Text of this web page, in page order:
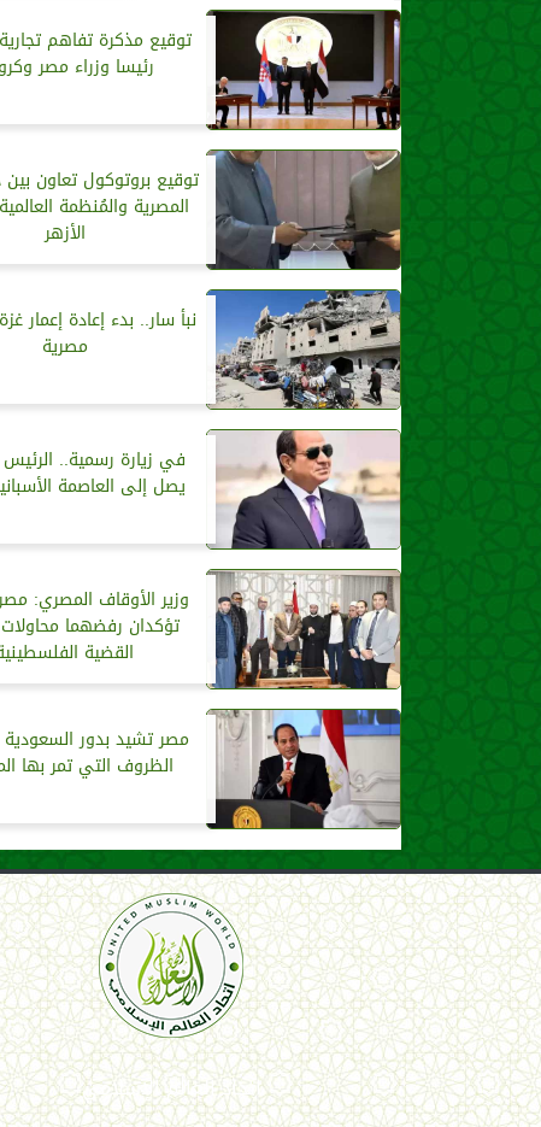
توقيع مذكرة تفاهم
رئيسا وزراء مصر
توقيع بروتوكول تعاون بين
المصرية والمُنظمة
الأزهر
نبأ سار.. بدء إعادة إعمار
مصرية
في زيارة رسمية..
يصل إلى العاصمة
وزير الأوقاف المصري:
تؤكدان رفضهما
القضية
مصر تشيد بدور
الظروف التي تمر بها
اتحاد العالم الإسلامي